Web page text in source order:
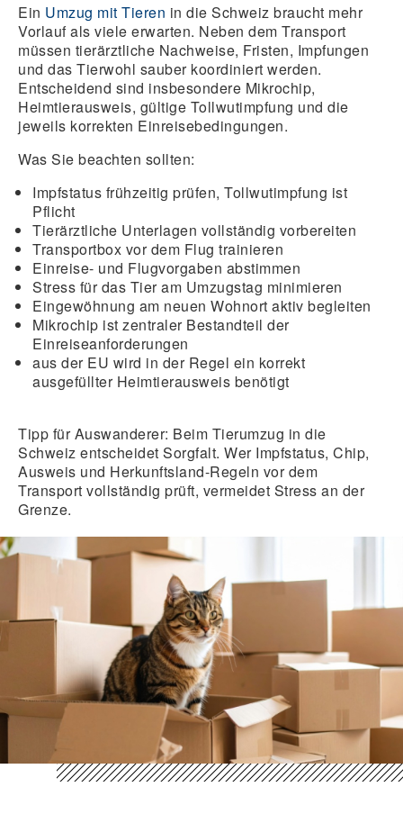
Ein Umzug mit Tieren in die Schweiz braucht mehr
Vorlauf als viele erwarten. Neben dem Transport
müssen tierärztliche Nachweise, Fristen, Impfungen
und das Tierwohl sauber koordiniert werden.
Entscheidend sind insbesondere Mikrochip,
Heimtierausweis, gültige Tollwutimpfung und die
jeweils korrekten Einreisebedingungen.
Was Sie beachten sollten:
Impfstatus frühzeitig prüfen, Tollwutimpfung ist
Pflicht
Tierärztliche Unterlagen vollständig vorbereiten
Transportbox vor dem Flug trainieren
Einreise- und Flugvorgaben abstimmen
Stress für das Tier am Umzugstag minimieren
Eingewöhnung am neuen Wohnort aktiv begleiten
Mikrochip ist zentraler Bestandteil der
Einreiseanforderungen
aus der EU wird in der Regel ein korrekt
ausgefüllter Heimtierausweis benötigt
Tipp für Auswanderer: Beim Tierumzug in die
Schweiz entscheidet Sorgfalt. Wer Impfstatus, Chip,
Ausweis und Herkunftsland-Regeln vor dem
Transport vollständig prüft, vermeidet Stress an der
Grenze.